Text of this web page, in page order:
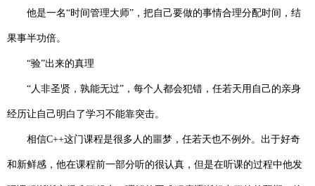
他是一名“时间管理大师”，把自己要做的事情合理分配时间，结
果事半功倍。
“验”出来的真理
“人非圣贤，孰能无过”，每个人都会犯错，任若天用自己的亲身
经历让自己明白了学习不能靠突击。
相信C++这门课程是很多人的噩梦，任若天也不例外。出于好奇
和新鲜感，他在课程前一部分听的很认真，但是在听课的过程中他发